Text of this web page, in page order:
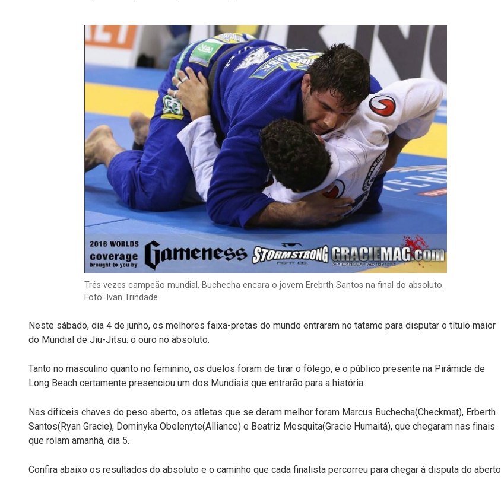
Três vezes campeão mundial, Buchecha encara o jovem Erebrth Santos na final do absoluto.
Foto: Ivan Trindade
Neste sábado, dia 4 de junho, os melhores faixa-pretas do mundo entraram no tatame para disputar o título maior
do Mundial de Jiu-Jitsu: o ouro no absoluto.
Tanto no masculino quanto no feminino, os duelos foram de tirar o fôlego, e o público presente na Pirâmide de
Long Beach certamente presenciou um dos Mundiais que entrarão para a história.
Nas difíceis chaves do peso aberto, os atletas que se deram melhor foram Marcus Buchecha(Checkmat), Erberth
Santos(Ryan Gracie), Dominyka Obelenyte(Alliance) e Beatriz Mesquita(Gracie Humaitá), que chegaram nas finais
que rolam amanhã, dia 5.
Confira abaixo os resultados do absoluto e o caminho que cada finalista percorreu para chegar à disputa do aberto